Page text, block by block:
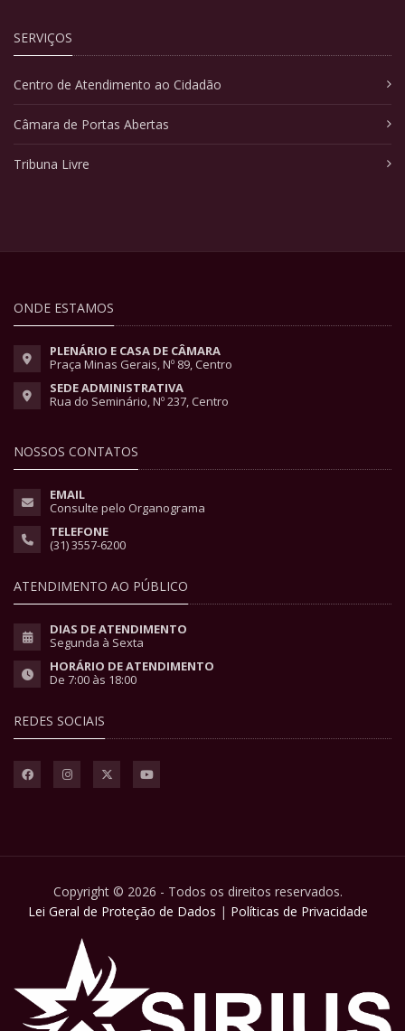
SERVIÇOS
Centro de Atendimento ao Cidadão
Câmara de Portas Abertas
Tribuna Livre
ONDE ESTAMOS
PLENÁRIO E CASA DE CÂMARA
Praça Minas Gerais, Nº 89, Centro
SEDE ADMINISTRATIVA
Rua do Seminário, Nº 237, Centro
NOSSOS CONTATOS
EMAIL
Consulte pelo Organograma
TELEFONE
(31) 3557-6200
ATENDIMENTO AO PÚBLICO
DIAS DE ATENDIMENTO
Segunda à Sexta
HORÁRIO DE ATENDIMENTO
De 7:00 às 18:00
REDES SOCIAIS
Copyright © 2026 - Todos os direitos reservados.
Lei Geral de Proteção de Dados | Políticas de Privacidade